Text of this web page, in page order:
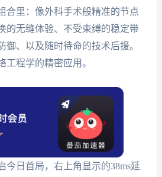
合里：像外科手术般精准的节点
的无缝体验、不受束缚的稳定带
御、以及随时待命的技术后援。
工程学的精密应用。
今日首局，右上角显示的38ms延